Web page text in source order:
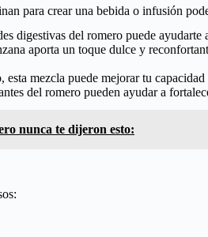
para crear una bebida o infusión
digestivas del romero puede
aporta un toque dulce y
esta mezcla puede mejorar tu
del romero pueden ayudar a
nunca te dijeron esto: